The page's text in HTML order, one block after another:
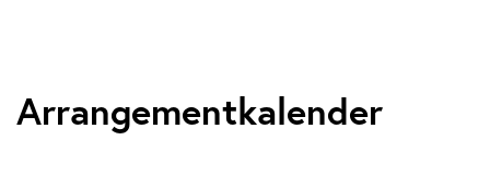
Arrangementkalender